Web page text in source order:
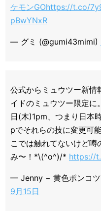
ケモンGOhttps://t.co/
pBwYNxR
— グミ (@gumi43mimi)
公式からミュウツー新情
イドのミュウツー限定
日(木)1pm、つまり日本
pでそれらの技に変更可
こでは触れてないけど噂
み〜！*\(^o^)/* https://
— Jenny − 黄色ポンコ
9月15日